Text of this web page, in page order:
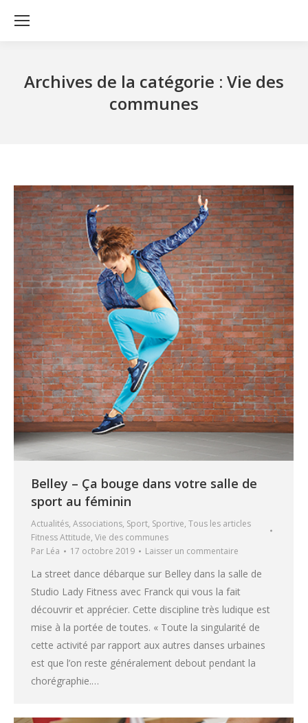
Archives de la catégorie : Vie des
communes
Belley – Ça bouge dans votre salle de
sport au féminin
Actualités, Associations, Sport, Sportive, Tous les articles
Fitness Attitude, Vie des communes
Par Léa 17 octobre 2019 Laisser un commentaire
La street dance débarque sur Belley dans la salle de
Studio Lady Fitness avec Franck qui vous la fait
découvrir et apprécier. Cette discipline très ludique est
mise à la portée de toutes. « Toute la singularité de
cette activité par rapport aux autres danses urbaines
est que l’on reste généralement debout pendant la
chorégraphie.…